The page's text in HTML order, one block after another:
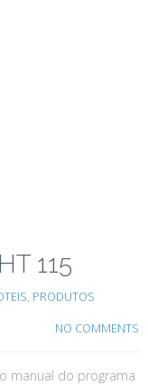
115
, PRODUTOS
NO COMMENTS
manual do programa